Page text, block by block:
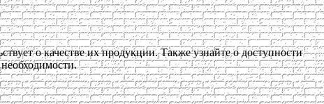
о качестве их продукции. Также узнайте о доступности